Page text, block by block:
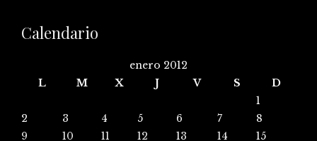
Calendario
enero 2012
L
M X J V S
D
1
2
3 4 5 6 7
8
9
10 11 12 13 14
15